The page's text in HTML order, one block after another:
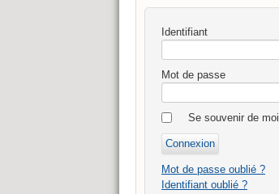
Identifiant
Mot de passe
Se souvenir de moi
Mot de passe oublié ?
Identifiant oublié ?